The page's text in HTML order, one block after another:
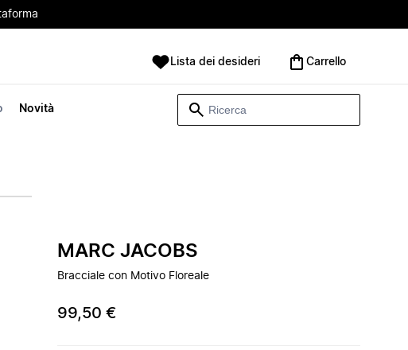
Novità
Lista dei desideri Carrello
MARC JACOBS
Bracciale con Motivo Floreale
99,50 €